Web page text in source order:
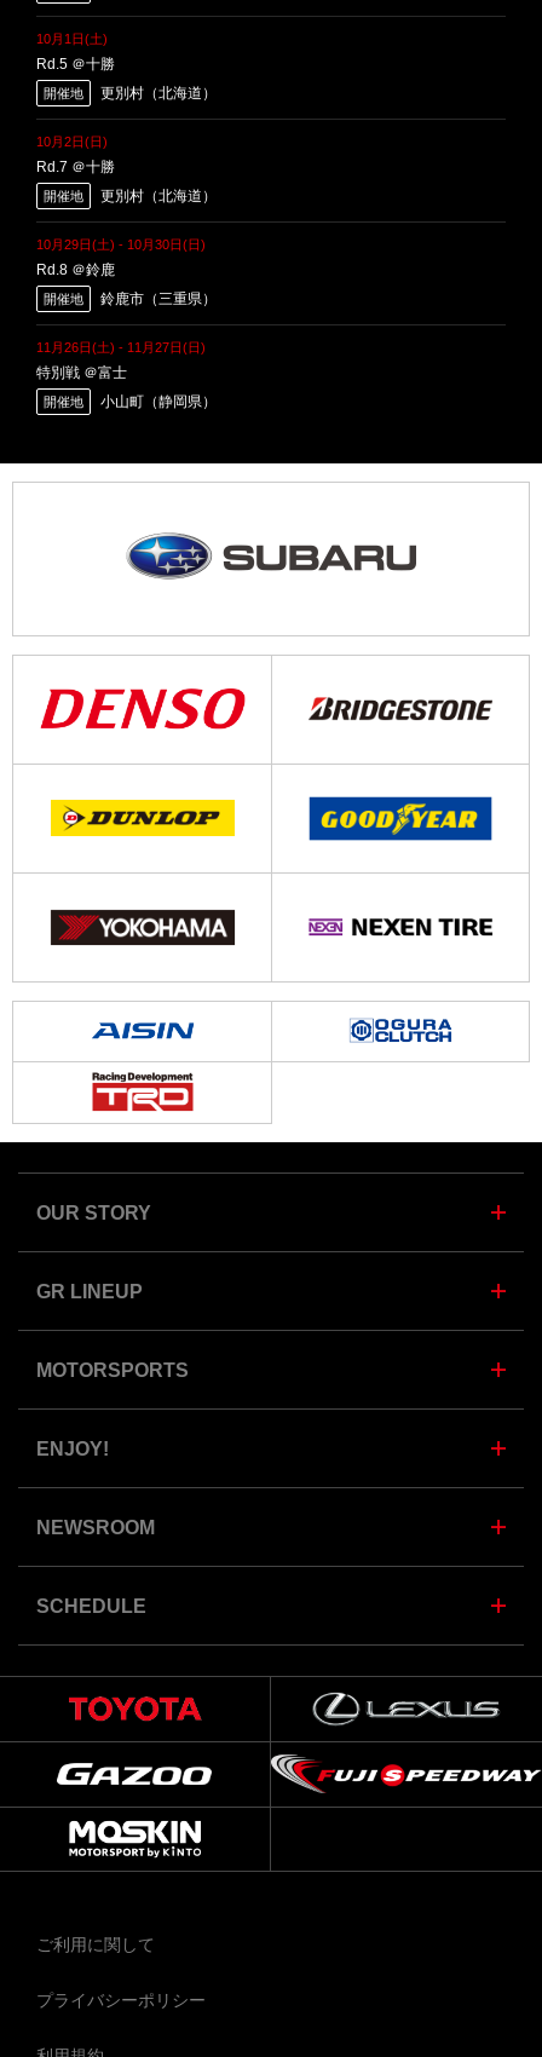
10月1日(土)
Rd.5 ＠十勝
開催地 更別村（北海道）
10月2日(日)
Rd.7 ＠十勝
開催地 更別村（北海道）
10月29日(土) - 10月30日(日)
Rd.8 ＠鈴鹿
開催地 鈴鹿市（三重県）
11月26日(土) - 11月27日(日)
特別戦 ＠富士
開催地 小山町（静岡県）
OUR STORY
GR LINEUP
MOTORSPORTS
ENJOY!
NEWSROOM
SCHEDULE
ご利用に関して
プライバシーポリシー